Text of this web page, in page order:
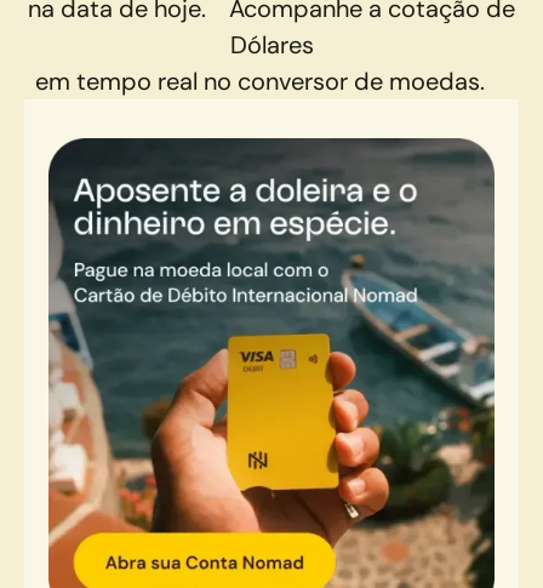
na data de hoje.
Acompanhe a cotação de
Dólares
em tempo real no conversor de moedas.